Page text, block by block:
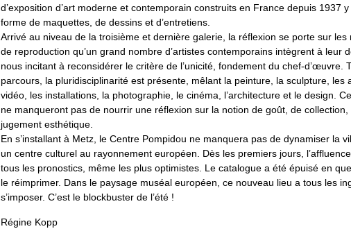
d’exposition d’art moderne et contemporain construits en France depuis 1937
forme de maquettes, de dessins et d’entretiens.
Arrivé au niveau de la troisième et dernière galerie, la réflexion se porte sur les
de reproduction qu’un grand nombre d’artistes contemporains intègrent à leur
nous incitant à reconsidérer le critère de l’unicité, fondement du chef-d’œuvre.
parcours, la pluridisciplinarité est présente, mêlant la peinture, la sculpture, les
vidéo, les installations, la photographie, le cinéma, l’architecture et le design.
ne manqueront pas de nourrir une réflexion sur la notion de goût, de
jugement esthétique.
En s’installant à Metz, le Centre Pompidou ne manquera pas de dynamiser la
un centre culturel au rayonnement européen. Dès les premiers jours,
tous les pronostics, même les plus optimistes. Le catalogue a été épuisé en
le réimprimer. Dans le paysage muséal européen, ce nouveau lieu a tous les
s’imposer. C’est le blockbuster de l’été !
Régine Kopp